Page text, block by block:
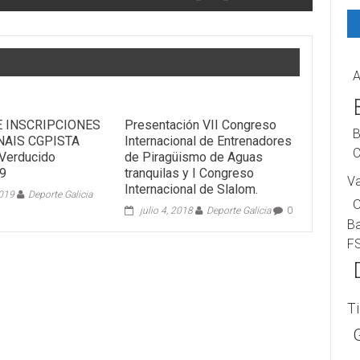
INSCRIPCIONES
CGPISTA
Deporte Galicia
Presentación VII Congreso
Internacional de Entrenadores
de Piragüismo de Aguas
tranquilas y I Congreso
Internacional de Slalom.
julio 4, 2018 Deporte Galicia 0